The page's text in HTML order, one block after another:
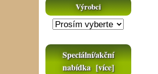
Výrobci
Speciální/akční
nabídka [více]